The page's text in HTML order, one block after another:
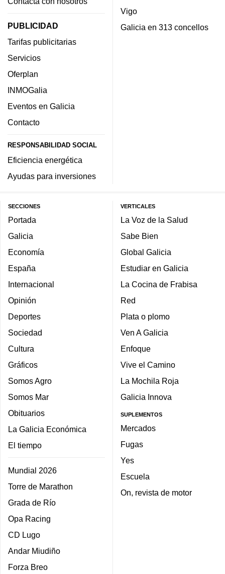
PUBLICIDAD
Tarifas publicitarias
Servicios
Oferplan
INMOGalia
Eventos en Galicia
Contacto
RESPONSABILIDAD SOCIAL
Eficiencia energética
Ayudas para inversiones
Vigo
Galicia en 313 concellos
SECCIONES
Portada
Galicia
Economía
España
Internacional
Opinión
Deportes
Sociedad
Cultura
Gráficos
Somos Agro
Somos Mar
Obituarios
La Galicia Económica
El tiempo
Mundial 2026
Torre de Marathon
Grada de Río
Opa Racing
CD Lugo
Andar Miudiño
Forza Breo
VERTICALES
La Voz de la Salud
Sabe Bien
Global Galicia
Estudiar en Galicia
La Cocina de Frabisa
Red
Plata o plomo
Ven A Galicia
Enfoque
Vive el Camino
La Mochila Roja
Galicia Innova
SUPLEMENTOS
Mercados
Fugas
Yes
Escuela
On, revista de motor